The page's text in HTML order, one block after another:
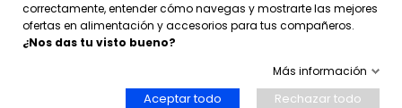
correctamente, entender cómo navegas y mostrarte las mejores
ofertas en alimentación y accesorios para tus compañeros.
¿Nos das tu visto bueno?
Más información
Aceptar todo Rechazar todo